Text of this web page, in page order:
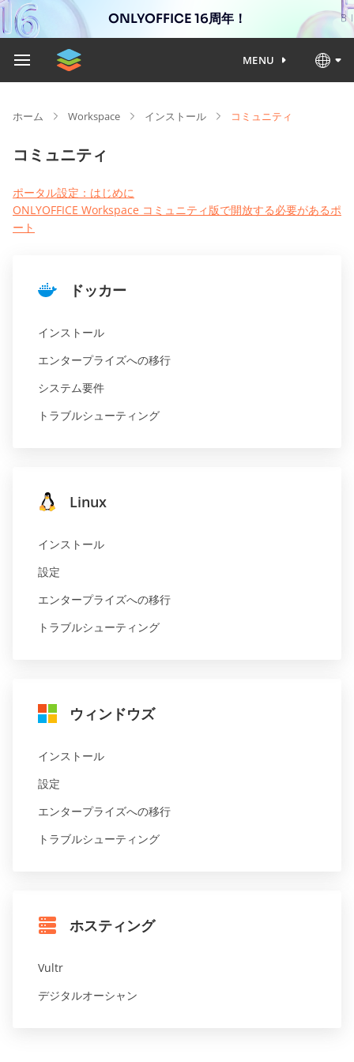
ONLYOFFICE 16周年！
MENU
ホーム Workspace インストール コミュニティ
コミュニティ
ポータル設定：はじめに
ONLYOFFICE Workspace コミュニティ版で開放する必要があるポ
ート
ドッカー
インストール
エンタープライズへの移行
システム要件
トラブルシューティング
Linux
インストール
設定
エンタープライズへの移行
トラブルシューティング
ウィンドウズ
インストール
設定
エンタープライズへの移行
トラブルシューティング
ホスティング
Vultr
デジタルオーシャン